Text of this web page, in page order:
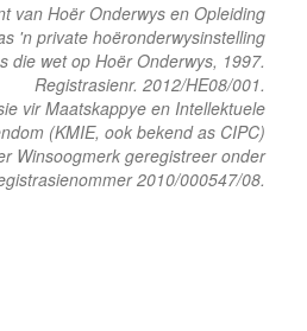
van Hoër Onderwys en Opleiding
'n private hoëronderwysinstelling
die wet op Hoër Onderwys, 1997.
Registrasienr. 2012/HE08/001.
vir Maatskappye en Intellektuele
(KMIE, ook bekend as CIPC)
Winsoogmerk geregistreer onder
2010/000547/08.